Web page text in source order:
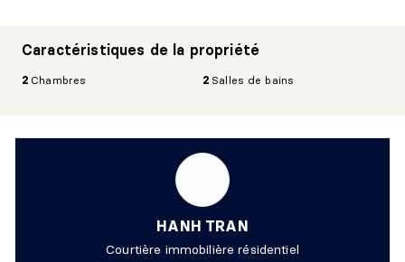
Caractéristiques de la propriété
2 Chambres 2 Salles de bains
HANH TRAN
Courtière immobilière résidentiel